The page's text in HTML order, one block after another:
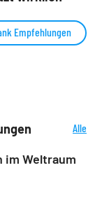
Empfehlungen
Alle
im Weltraum